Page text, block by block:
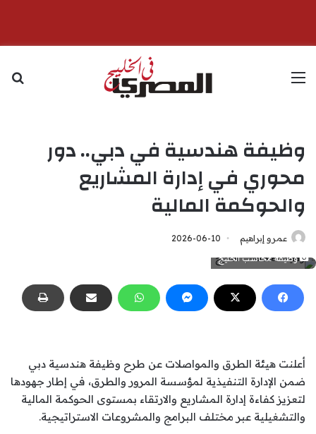
القائمة
وظيفة هندسية في دبي.. دور
محوري في إدارة المشاريع
والحوكمة المالية
عمرو إبراهيم
2026-06-10
وظيفة محاسب الخليج
أعلنت هيئة الطرق والمواصلات عن طرح وظيفة هندسية دبي
ضمن الإدارة التنفيذية لمؤسسة المرور والطرق، في إطار جهودها
لتعزيز كفاءة إدارة المشاريع والارتقاء بمستوى الحوكمة المالية
والتشغيلية عبر مختلف البرامج والمشروعات الاستراتيجية.